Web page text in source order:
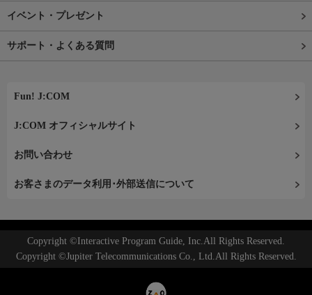
イベント・プレゼント
サポート・よくある質問
Fun! J:COM
J:COM オフィシャルサイト
お問い合わせ
お客さまのデータ利用･外部送信について
Copyright ©Interactive Program Guide, Inc.All Rights Reserved.
Copyright ©Jupiter Telecommunications Co., Ltd.All Rights Reserved.